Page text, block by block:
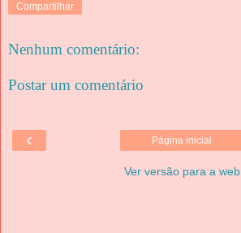
Compartilhar
Nenhum comentário:
Postar um comentário
‹ Página inicial
Ver versão para a web